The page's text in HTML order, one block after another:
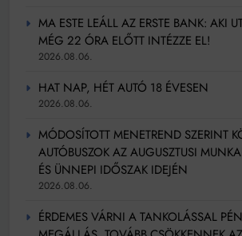
MA ESTE LEÁLL AZ ERSTE BANK: AKI
MÉG 22 ÓRA ELŐTT INTÉZZE EL!
2026.08.06.
HAT NAP, HÉT AUTÓ 18 ÉVESEN
2026.08.06.
MÓDOSÍTOTT MENETREND SZERINT
AUTÓBUSZOK AZ AUGUSZTUSI
ÉS ÜNNEPI IDŐSZAK IDEJÉN
2026.08.06.
ÉRDEMES VÁRNI A TANKOLÁSSAL